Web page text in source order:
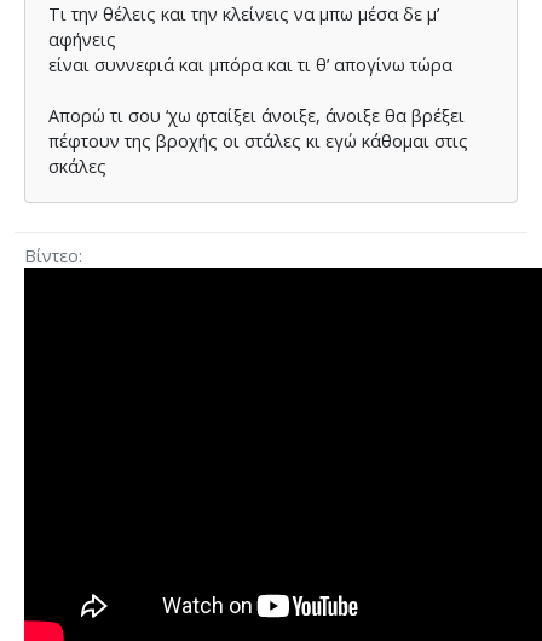
Τι την θέλεις και την κλείνεις να μπω μέσα δε μ’
αφήνεις
είναι συννεφιά και μπόρα και τι θ’ απογίνω τώρα
Απορώ τι σου ‘χω φταίξει άνοιξε, άνοιξε θα βρέξει
πέφτουν της βροχής οι στάλες κι εγώ κάθομαι στις
σκάλες
Βίντεο